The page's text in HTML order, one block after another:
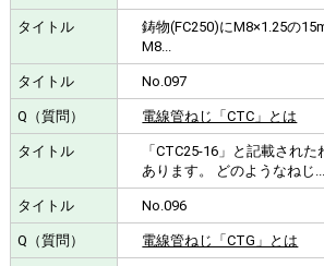
鋳物(FC250)にM8×1.25の
M8...
No.097
電線管ねじ「CTC」とは
「CTC25-16」と記載され
あります。 どのようなねじ...
No.096
電線管ねじ「CTG」とは